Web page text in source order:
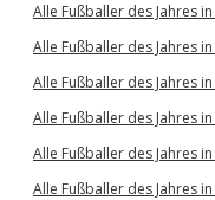
Alle Fußballer des Jahres
Alle Fußballer des Jahres
Alle Fußballer des Jahres
Alle Fußballer des Jahres
Alle Fußballer des Jahres
Alle Fußballer des Jahres